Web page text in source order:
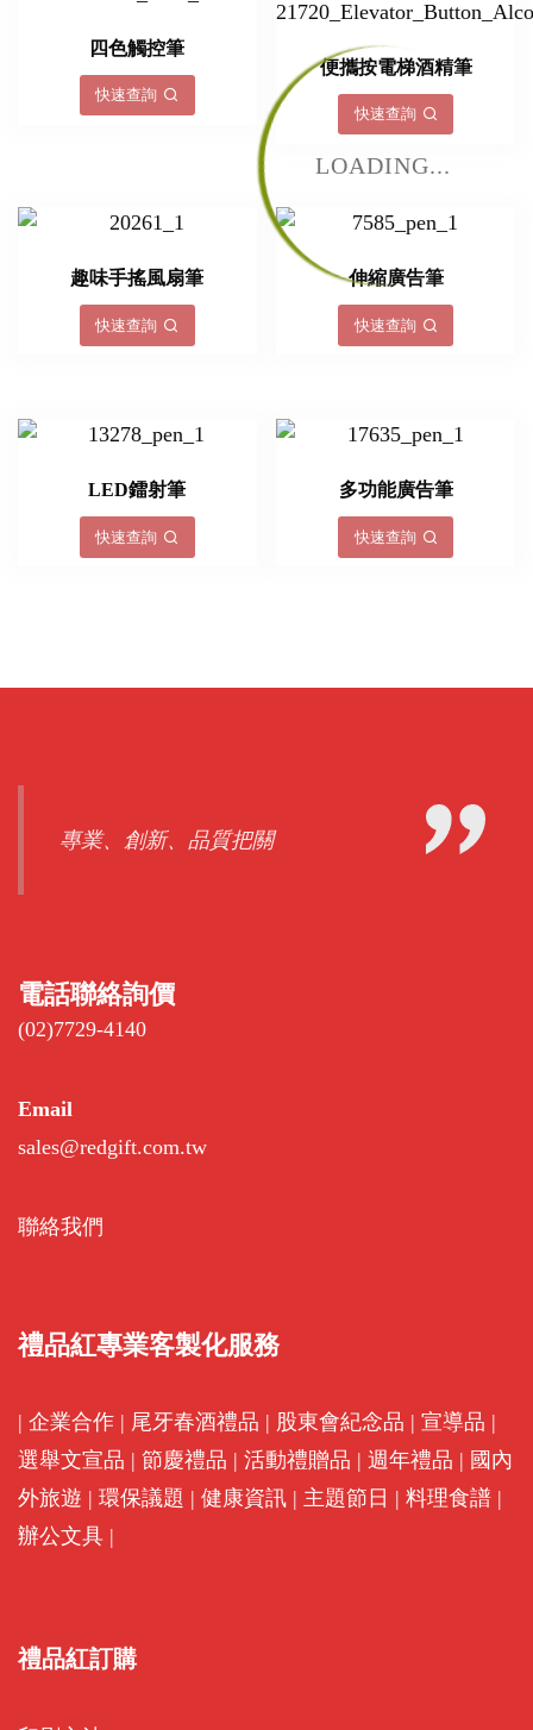
LOADING...
四色觸控筆
快速查詢
便攜按電梯酒精筆
快速查詢
趣味手搖風扇筆
快速查詢
伸縮廣告筆
快速查詢
LED鐳射筆
快速查詢
多功能廣告筆
快速查詢
專業、創新、品質把關
電話聯絡詢價
(02)7729-4140
Email
sales@redgift.com.tw
聯絡我們
禮品紅專業客製化服務
| 企業合作 | 尾牙春酒禮品 | 股東會紀念品 | 宣導品 |
選舉文宣品 | 節慶禮品 | 活動禮贈品 | 週年禮品 | 國內
外旅遊 | 環保議題 | 健康資訊 | 主題節日 | 料理食譜 |
辦公文具 |
禮品紅訂購